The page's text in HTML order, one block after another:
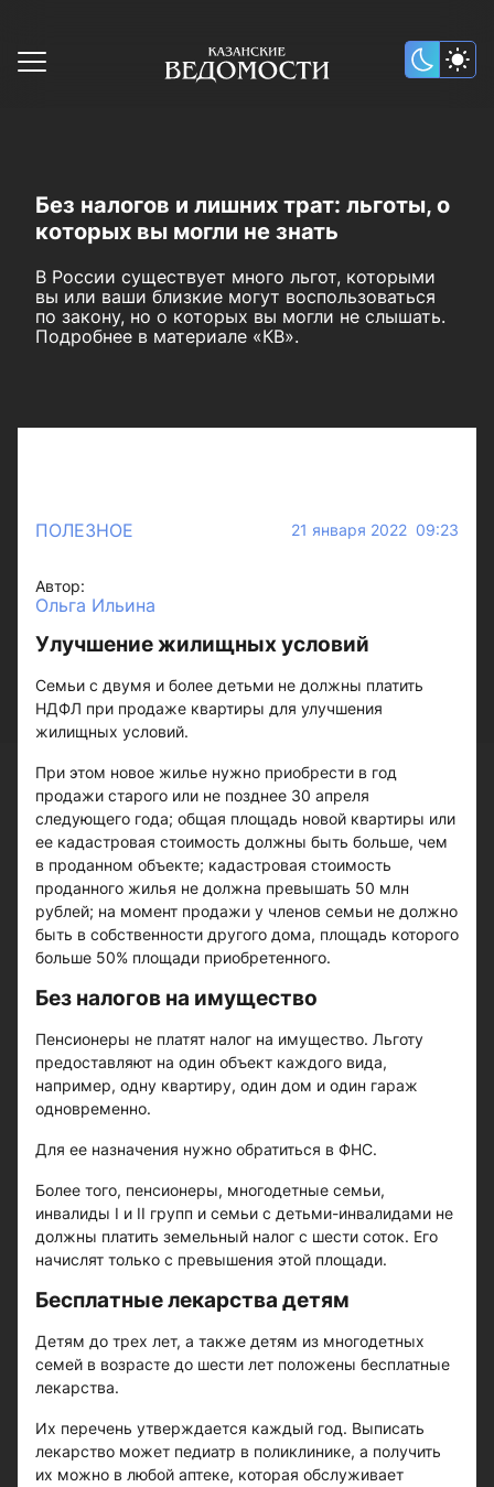
Без налогов и лишних трат: льготы, о
которых вы могли не знать
В России существует много льгот, которыми
вы или ваши близкие могут воспользоваться
по закону, но о которых вы могли не слышать.
Подробнее в материале «КВ».
ПОЛЕЗНОЕ 21 января 2022 09:23
Автор:
Ольга Ильина
Улучшение жилищных условий
Семьи с двумя и более детьми не должны платить
НДФЛ при продаже квартиры для улучшения
жилищных условий.
При этом новое жилье нужно приобрести в год
продажи старого или не позднее 30 апреля
следующего года; общая площадь новой квартиры или
ее кадастровая стоимость должны быть больше, чем
в проданном объекте; кадастровая стоимость
проданного жилья не должна превышать 50 млн
рублей; на момент продажи у членов семьи не должно
быть в собственности другого дома, площадь которого
больше 50% площади приобретенного.
Без налогов на имущество
Пенсионеры не платят налог на имущество. Льготу
предоставляют на один объект каждого вида,
например, одну квартиру, один дом и один гараж
одновременно.
Для ее назначения нужно обратиться в ФНС.
Более того, пенсионеры, многодетные семьи,
инвалиды I и II групп и семьи с детьми-инвалидами не
должны платить земельный налог с шести соток. Его
начислят только с превышения этой площади.
Бесплатные лекарства детям
Детям до трех лет, а также детям из многодетных
семей в возрасте до шести лет положены бесплатные
лекарства.
Их перечень утверждается каждый год. Выписать
лекарство может педиатр в поликлинике, а получить
их можно в любой аптеке, которая обслуживает